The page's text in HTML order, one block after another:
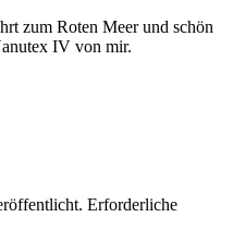
zum Roten Meer und schön
IV von mir.
Erforderliche